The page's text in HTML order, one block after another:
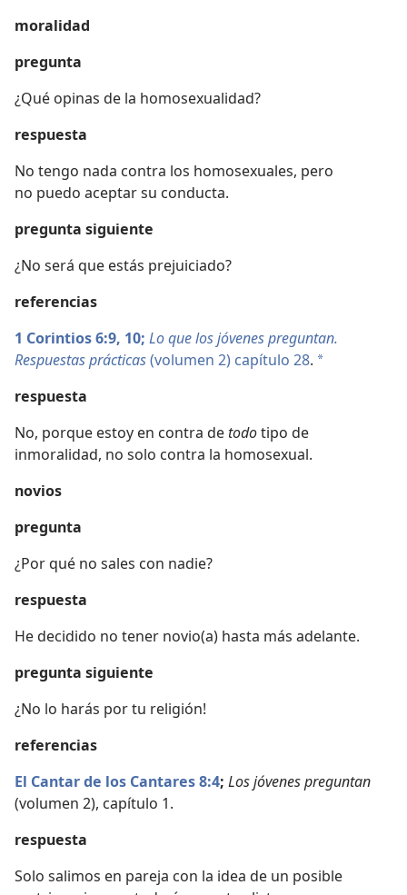
moralidad
pregunta
¿Qué opinas de la homosexualidad?
respuesta
No tengo nada contra los homosexuales, pero
no puedo aceptar su conducta.
pregunta siguiente
¿No será que estás prejuiciado?
referencias
1 Corintios 6:9, 10; Lo que los jóvenes preguntan.
Respuestas prácticas(volumen 2) capítulo 28. *
respuesta
No, porque estoy en contra de todotipo de
inmoralidad, no solo contra la homosexual.
novios
pregunta
¿Por qué no sales con nadie?
respuesta
He decidido no tener novio(a) hasta más adelante.
pregunta siguiente
¿No lo harás por tu religión!
referencias
El Cantar de los Cantares 8:4; Los jóvenes preguntan
(volumen 2), capítulo 1.
respuesta
Solo salimos en pareja con la idea de un posible